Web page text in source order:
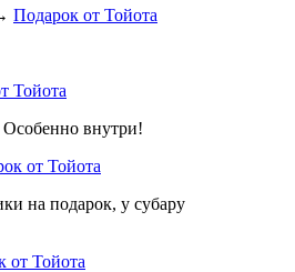
Подарок от Тойота
Тойота
Особенно внутри!
от Тойота
на подарок, у субару
от Тойота